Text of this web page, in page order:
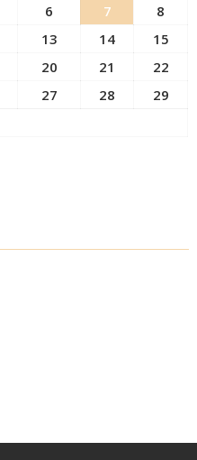
6 7
8
13 14
15
20 21
22
27 28
29